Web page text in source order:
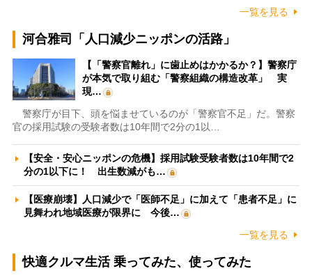
一覧を見る
河合雅司「人口減少ニッポンの活路」
【「警察官離れ」に歯止めはかかるか？】警察庁
が本気で取り組む「警察組織の構造改革」 実
現…
警察庁が目下、頭を悩ませているのが「警察官不足」だ。警察
官の採用試験の受験者数は10年間で2分の1以…
【安全・安心ニッポンの危機】採用試験受験者数は10年間で2
分の1以下に！ 出生数減がも…
【医療崩壊】人口減少で「医師不足」に加えて「患者不足」に
見舞われ地域医療が限界に 今後…
一覧を見る
快適クルマ生活 乗ってみた、使ってみた